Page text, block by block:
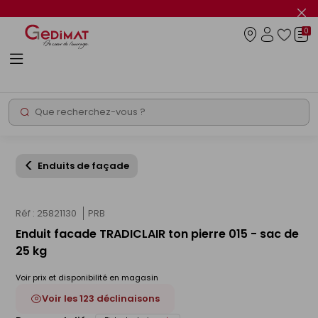
le
info
Rechercher
0
Enduits de façade
Réf : 25821130 PRB
Enduit facade TRADICLAIR ton pierre 015 - sac de
25 kg
Voir prix et disponibilité en magasin
Voir les 123 déclinaisons